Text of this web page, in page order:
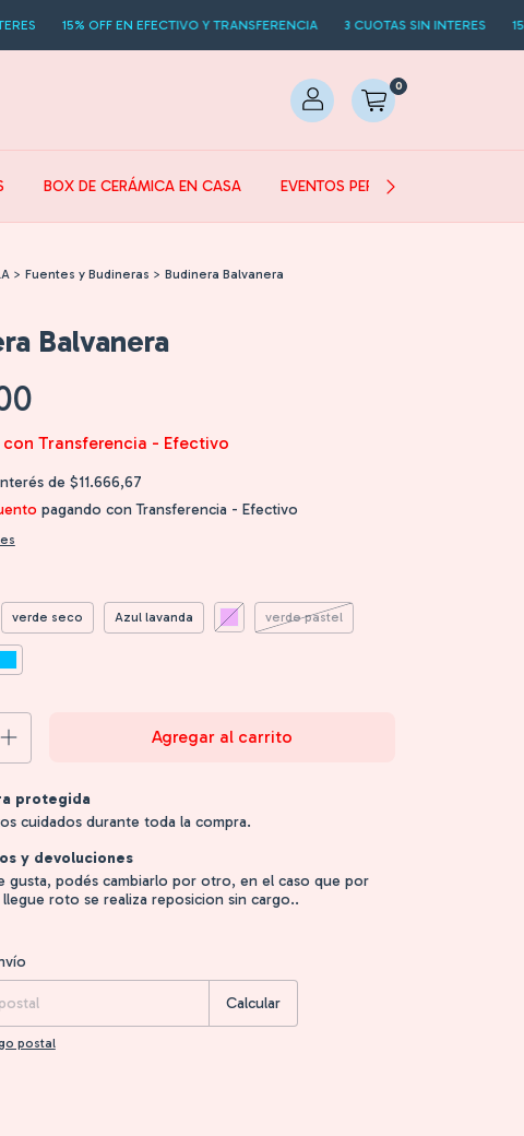
OFF EN EFECTIVO Y TRANSFERENCIA 3 CUOTAS SIN INTERES 15% OFF EN
0
BOX DE CERÁMICA EN CASA EVENTOS PERSONALIZADOS
> Fuentes y Budineras > Budinera Balvanera
Balvanera
con Transferencia - Efectivo
de $11.666,67
pagando con Transferencia - Efectivo
verde seco Azul lavanda verde pastel
protegida
cuidados durante toda la compra.
y devoluciones
gusta, podés cambiarlo por otro, en el caso que por
roto se realiza reposicion sin cargo..
CP:
Calcular
postal